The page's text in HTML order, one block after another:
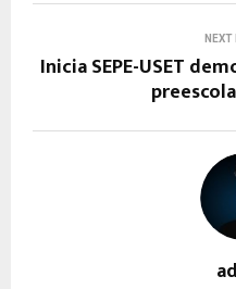
Inicia SEPE-USET